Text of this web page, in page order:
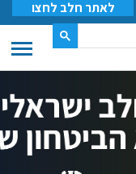
לאתר חלב לחצו